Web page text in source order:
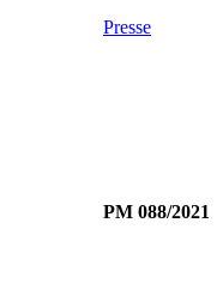
Presse
PM 088/2021